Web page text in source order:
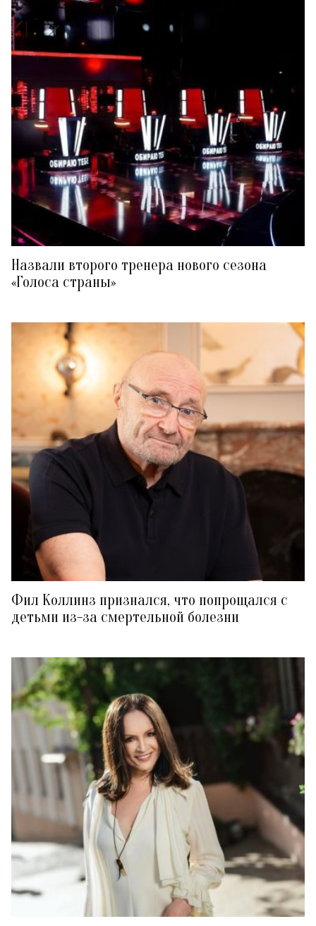
Назвали второго тренера нового сезона
«Голоса страны»
Фил Коллинз признался, что попрощался с
детьми из-за смертельной болезни